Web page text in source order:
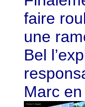
faire
une
Bel
Marc